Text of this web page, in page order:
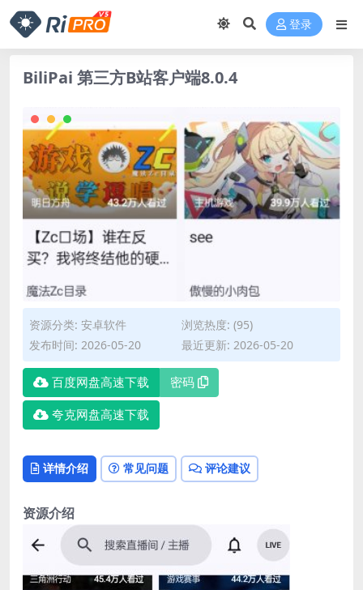
登录
BiliPai 第三方B站客户端8.0.4
资源分类: 安卓软件
浏览热度: (95)
发布时间: 2026-05-20
最近更新: 2026-05-20
百度网盘高速下载 密码
夸克网盘高速下载
详情介绍 常见问题 评论建议
资源介绍